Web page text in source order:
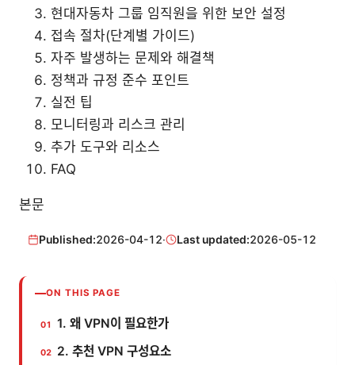
현대자동차 그룹 임직원을 위한 보안 설정
접속 절차(단계별 가이드)
자주 발생하는 문제와 해결책
정책과 규정 준수 포인트
실전 팁
모니터링과 리스크 관리
추가 도구와 리소스
FAQ
본문
Published:2026-04-12· Last updated:2026-05-12
ON THIS PAGE
1. 왜 VPN이 필요한가
2. 추천 VPN 구성요소